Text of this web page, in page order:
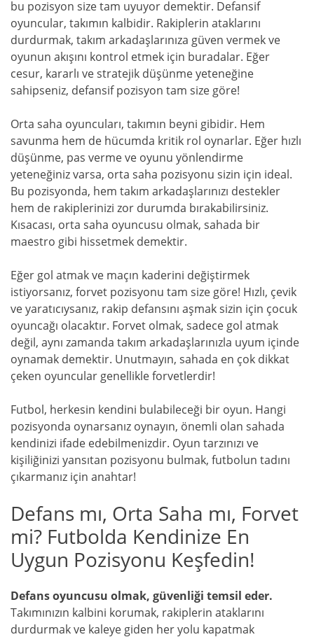
bu pozisyon size tam uyuyor demektir. Defansif
oyuncular, takımın kalbidir. Rakiplerin ataklarını
durdurmak, takım arkadaşlarınıza güven vermek ve
oyunun akışını kontrol etmek için buradalar. Eğer
cesur, kararlı ve stratejik düşünme yeteneğine
sahipseniz, defansif pozisyon tam size göre!
Orta saha oyuncuları, takımın beyni gibidir. Hem
savunma hem de hücumda kritik rol oynarlar. Eğer hızlı
düşünme, pas verme ve oyunu yönlendirme
yeteneğiniz varsa, orta saha pozisyonu sizin için ideal.
Bu pozisyonda, hem takım arkadaşlarınızı destekler
hem de rakiplerinizi zor durumda bırakabilirsiniz.
Kısacası, orta saha oyuncusu olmak, sahada bir
maestro gibi hissetmek demektir.
Eğer gol atmak ve maçın kaderini değiştirmek
istiyorsanız, forvet pozisyonu tam size göre! Hızlı, çevik
ve yaratıcıysanız, rakip defansını aşmak sizin için çocuk
oyuncağı olacaktır. Forvet olmak, sadece gol atmak
değil, aynı zamanda takım arkadaşlarınızla uyum içinde
oynamak demektir. Unutmayın, sahada en çok dikkat
çeken oyuncular genellikle forvetlerdir!
Futbol, herkesin kendini bulabileceği bir oyun. Hangi
pozisyonda oynarsanız oynayın, önemli olan sahada
kendinizi ifade edebilmenizdir. Oyun tarzınızı ve
kişiliğinizi yansıtan pozisyonu bulmak, futbolun tadını
çıkarmanız için anahtar!
Defans mı, Orta Saha mı, Forvet
mi? Futbolda Kendinize En
Uygun Pozisyonu Keşfedin!
Defans oyuncusu olmak, güvenliği temsil eder.
Takımınızın kalbini korumak, rakiplerin ataklarını
durdurmak ve kaleye giden her yolu kapatmak